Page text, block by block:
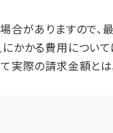
間（償却年月数）
合がありますので、
かかる費用につい
実際の請求金額と